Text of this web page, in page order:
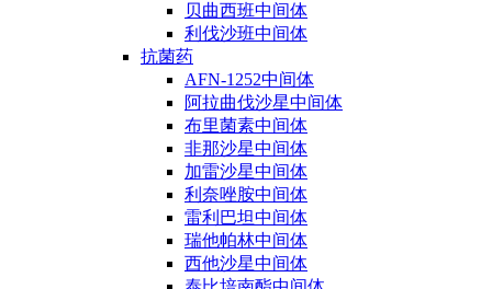
贝曲西班中间体
利伐沙班中间体
抗菌药
AFN-1252中间体
阿拉曲伐沙星中间体
布里菌素中间体
非那沙星中间体
加雷沙星中间体
利奈唑胺中间体
雷利巴坦中间体
瑞他帕林中间体
西他沙星中间体